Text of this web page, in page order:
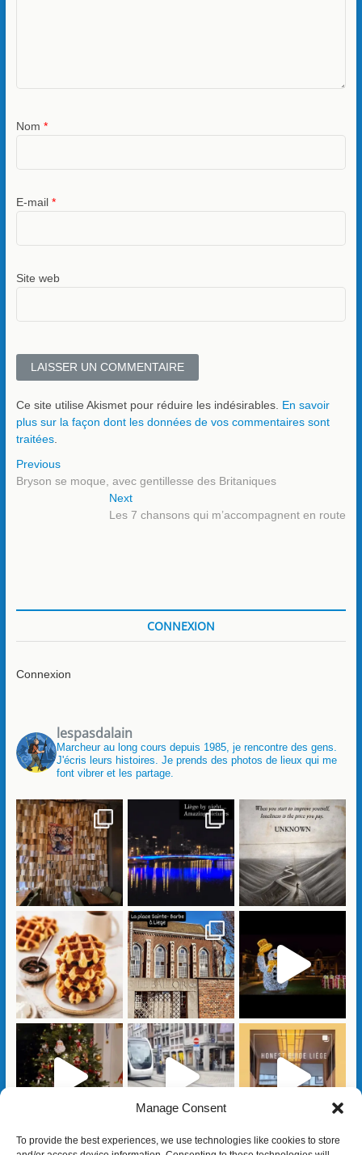
Manage Consent
To provide the best experiences, we use technologies like cookies to store
Nom *
E-mail *
Site web
Ce site utilise Akismet pour réduire les indésirables. En savoir
plus sur la façon dont les données de vos commentaires sont
traitées.
Navigation
de
PreviousPrevious
post:
Bryson se moque, avec gentillesse des Britaniques
NextNext
post:
Les 7 chansons qui m’accompagnent en route
CONNEXION
Connexion
lespasdalain
Marcheur au long cours depuis 1985, je rencontre des gens.
J'écris leurs histoires. Je prends des photos de lieux qui me
font vibrer et les partage.